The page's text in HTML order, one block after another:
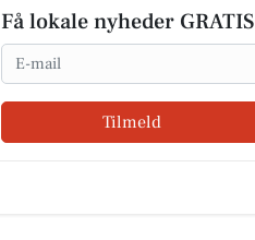
Få lokale nyheder GRATIS
Email
Tilmeld